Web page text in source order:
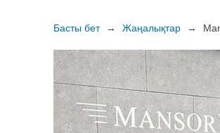
Басты бет → Жаңалықтар →